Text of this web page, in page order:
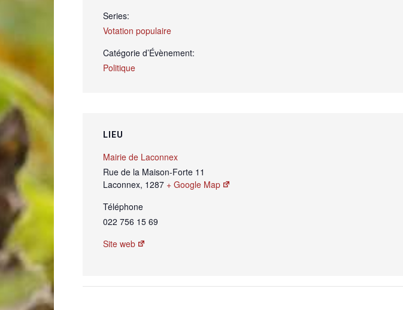
Series:
Votation populaire
Catégorie d’Évènement:
Politique
LIEU
Mairie de Laconnex
Rue de la Maison-Forte 11
Laconnex, 1287 + Google Map
Téléphone
022 756 15 69
Site web